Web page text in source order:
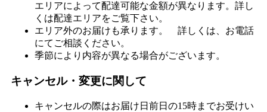
ただいま閉
店中
金
エリアによって配達可能な金額が異なります。詳し
くは配達エリアをご覧下さい。
エリア外のお届けも承ります。 詳しくは、お電話
にてご相談ください。
季節により内容が異なる場合がございます。
キャンセル・変更に関して
キャンセルの際はお届け日前日の15時までお受けい